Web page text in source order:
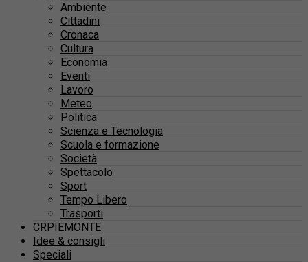
Ambiente
Cittadini
Cronaca
Cultura
Economia
Eventi
Lavoro
Meteo
Politica
Scienza e Tecnologia
Scuola e formazione
Società
Spettacolo
Sport
Tempo Libero
Trasporti
CRPIEMONTE
Idee & consigli
Speciali